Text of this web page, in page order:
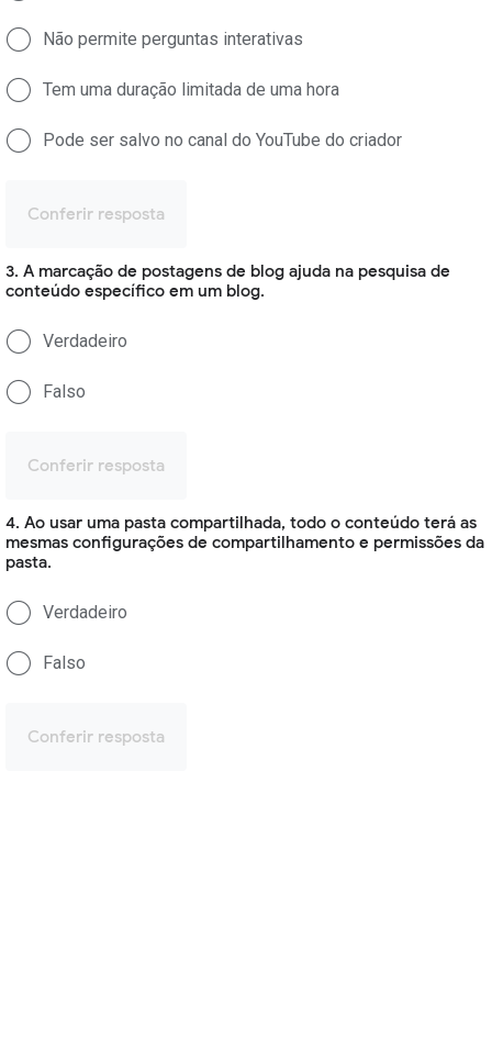
Não permite perguntas interativas
Tem uma duração limitada de uma hora
Pode ser salvo no canal do YouTube do criador
Conferir resposta
3. A marcação de postagens de blog ajuda na pesquisa de
conteúdo específico em um blog.
Verdadeiro
Falso
Conferir resposta
4. Ao usar uma pasta compartilhada, todo o conteúdo terá as
mesmas configurações de compartilhamento e permissões da
pasta.
Verdadeiro
Falso
Conferir resposta